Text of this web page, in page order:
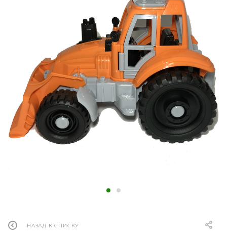
НАЗАД К СПИСКУ